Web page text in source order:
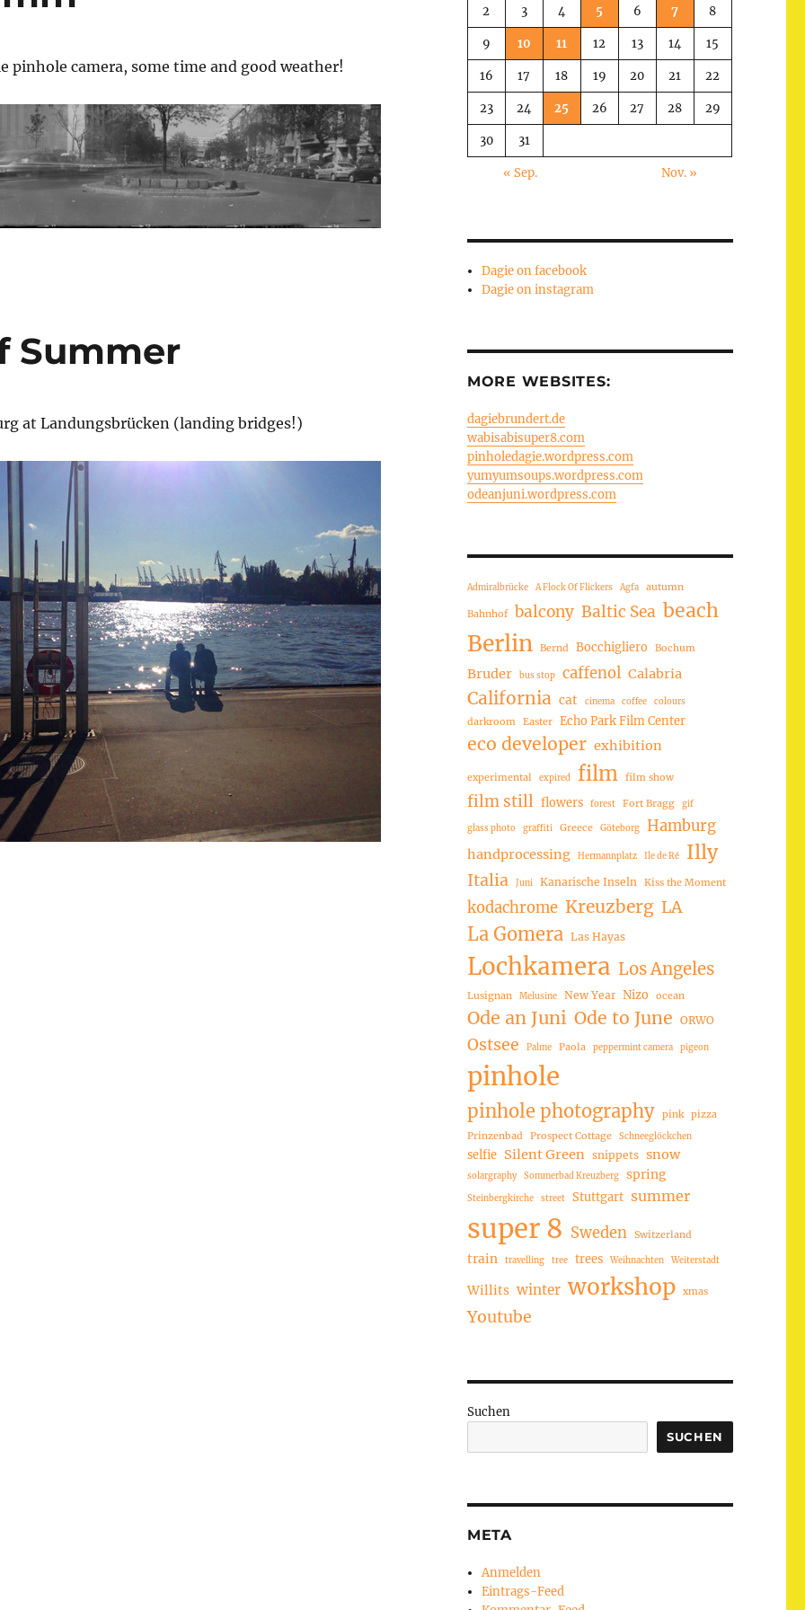
pinhole camera, some time and good weather!
Summer
at Landungsbrücken (landing bridges!)
2 3 4 5 6 7 8
9 10 11 12 13 14 15
16 17 18 19 20 21 22
23 24 25 26 27 28 29
30 31
« Sep. Nov. »
Dagie on facebook
Dagie on instagram
MORE WEBSITES:
dagiebrundert.de
wabisabisuper8.com
pinholedagie.wordpress.com
yumyumsoups.wordpress.com
odeanjuni.wordpress.com
Admiralbrücke A Flock Of Flickers Agfa autumn
Bahnhof balcony Baltic Sea beach
Berlin Bernd Bocchigliero Bochum
Bruder bus stop caffenol Calabria
California cat cinema coffee colours
darkroom Easter Echo Park Film Center
eco developer exhibition
experimental expired film film show
film still flowers forest Fort Bragg gif
glass photo graffiti Greece Göteborg Hamburg
handprocessing Hermannplatz Ile de Ré Illy
Italia Juni Kanarische Inseln Kiss the Moment
kodachrome Kreuzberg LA
La Gomera Las Hayas
Lochkamera Los Angeles
Lusignan Melusine New Year Nizo ocean
Ode an Juni Ode to June ORWO
Ostsee Palme Paola peppermint camera pigeon
pinhole
pinhole photography pink pizza
Prinzenbad
Prospect Cottage Schneeglöckchen
selfie Silent Green snippets snow
solargraphy Sommerbad Kreuzberg spring
Steinbergkirche street Stuttgart summer
super 8 Sweden Switzerland
train travelling tree trees Weihnachten Weiterstadt
Willits winter workshop xmas
Youtube
Suchen
SUCHEN
META
Anmelden
Eintrags-Feed